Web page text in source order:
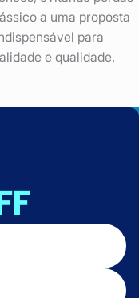
a uma proposta
para
e qualidade.